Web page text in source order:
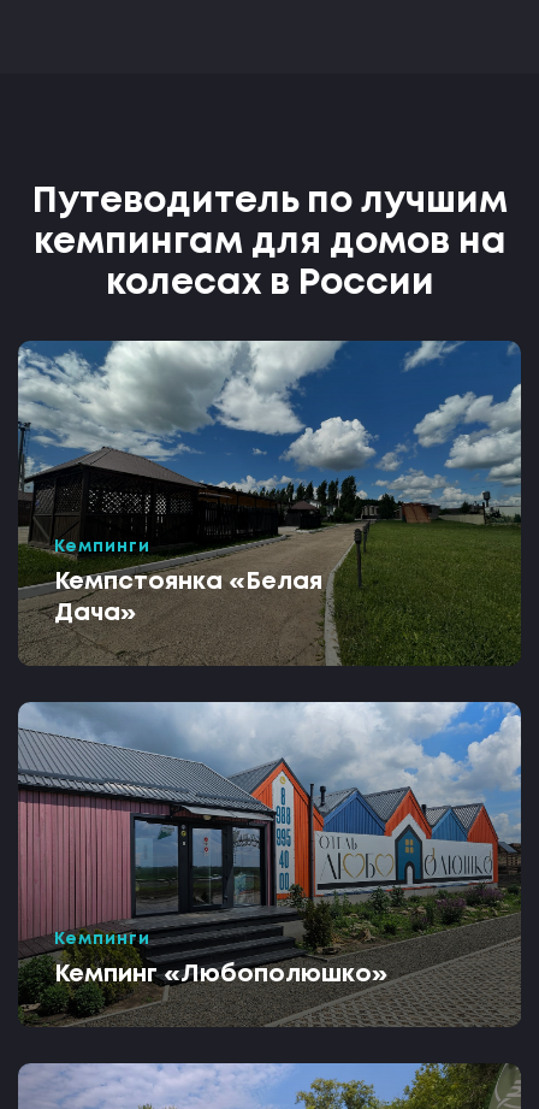
Путеводитель по лучшим
кемпингам для домов на
колесах в России
Кемпинги
Кемпстоянка «Белая
Дача»
Кемпинги
Кемпинг «Любополюшко»